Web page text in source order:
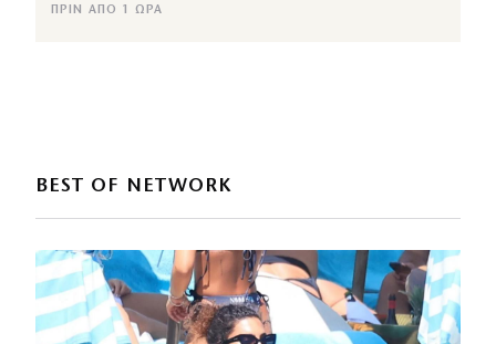
ΠΡΙΝ ΑΠΌ 1 ΏΡΑ
BEST OF NETWORK